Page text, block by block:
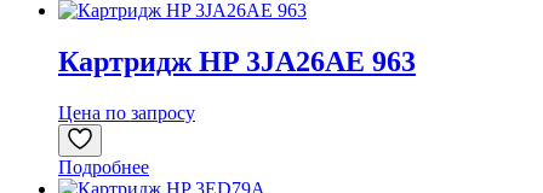
Картридж HP 3JA26AE 963
Цена по запросу
Подробнее